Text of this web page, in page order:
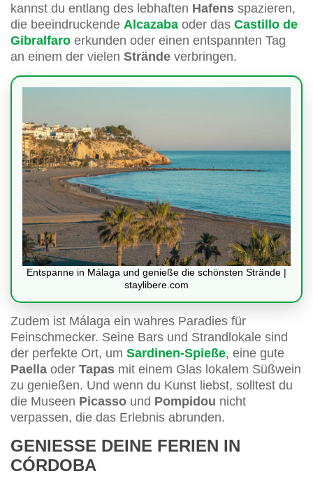
kannst du entlang des lebhaften Hafens spazieren,
die beeindruckende Alcazaba oder das Castillo de
Gibralfaro erkunden oder einen entspannten Tag
an einem der vielen Strände verbringen.
Entspanne in Málaga und genieße die schönsten Strände |
staylibere.com
Zudem ist Málaga ein wahres Paradies für
Feinschmecker. Seine Bars und Strandlokale sind
der perfekte Ort, um Sardinen-Spieße, eine gute
Paella oder Tapas mit einem Glas lokalem Süßwein
zu genießen. Und wenn du Kunst liebst, solltest du
die Museen Picasso und Pompidou nicht
verpassen, die das Erlebnis abrunden.
GENIESSE DEINE FERIEN IN C
ÓRDOBA